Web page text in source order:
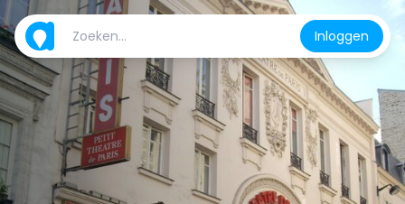
Inloggen